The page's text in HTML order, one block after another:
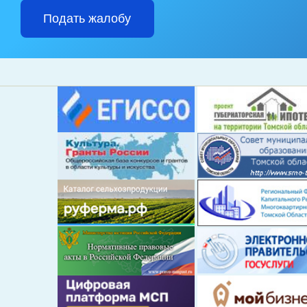
Подать жалобу